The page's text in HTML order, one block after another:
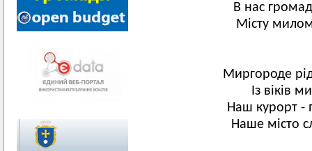
В нас
Місту
Миргороде
Із віків
Наш курорт -
Наше місто